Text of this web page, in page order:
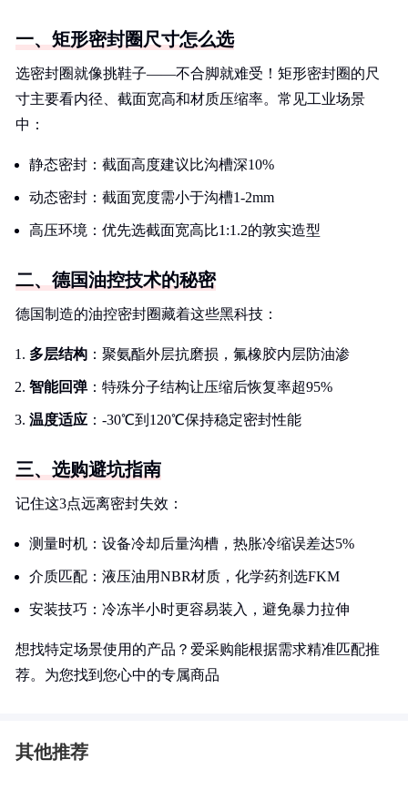
一、矩形密封圈尺寸怎么选
选密封圈就像挑鞋子——不合脚就难受！矩形密封圈的尺
寸主要看内径、截面宽高和材质压缩率。常见工业场景
中：
静态密封：截面高度建议比沟槽深10%
动态密封：截面宽度需小于沟槽1-2mm
高压环境：优先选截面宽高比1:1.2的敦实造型
二、德国油控技术的秘密
德国制造的油控密封圈藏着这些黑科技：
多层结构 ：聚氨酯外层抗磨损，氟橡胶内层防油渗
智能回弹：特殊分子结构让压缩后恢复率超95%
温度适应 ：-30℃到120℃保持稳定密封性能
三、选购避坑指南
记住这3点远离密封失效：
测量时机：设备冷却后量沟槽，热胀冷缩误差达5%
介质匹配：液压油用NBR材质，化学药剂选FKM
安装技巧：冷冻半小时更容易装入，避免暴力拉伸
想找特定场景使用的产品？爱采购能根据需求精准匹配推
荐。为您找到您心中的专属商品
其他推荐